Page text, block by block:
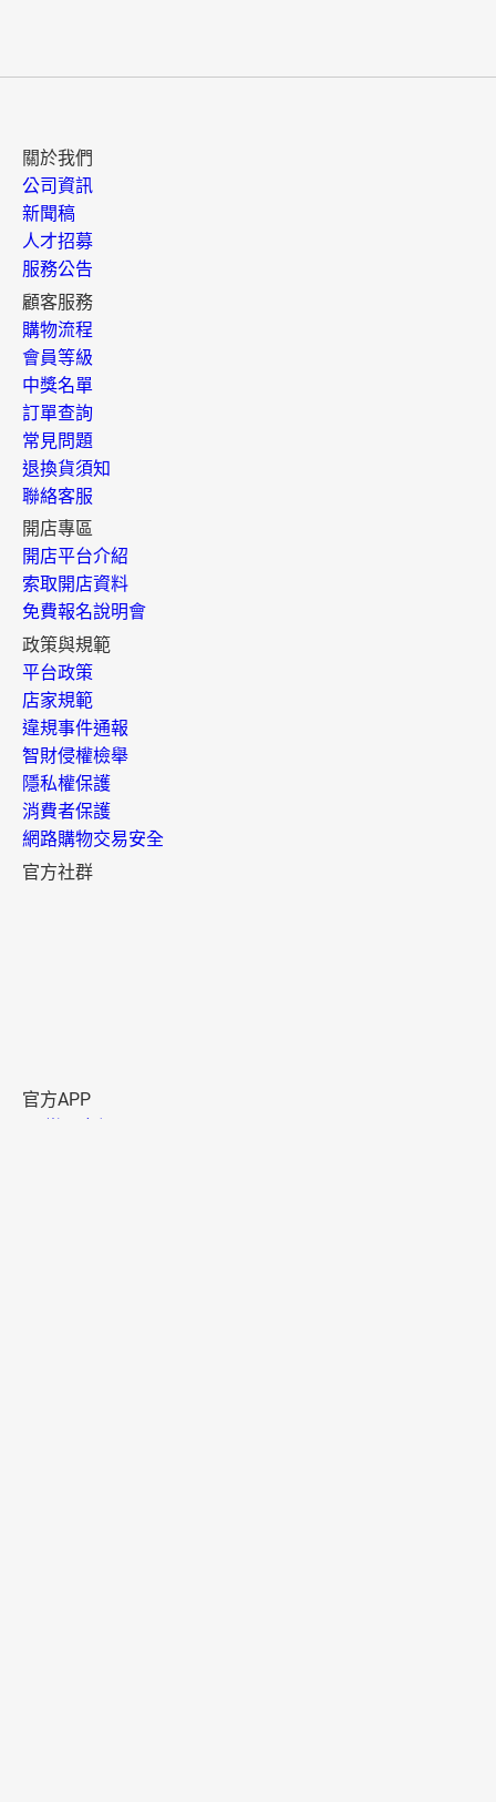
關於我們
公司資訊
新聞稿
人才招募
服務公告
顧客服務
購物流程
會員等級
中獎名單
訂單查詢
常見問題
退換貨須知
聯絡客服
開店專區
開店平台介紹
索取開店資料
免費報名說明會
政策與規範
平台政策
店家規範
違規事件通報
智財侵權檢舉
隱私權保護
消費者保護
網路購物交易安全
官方社群
官方APP